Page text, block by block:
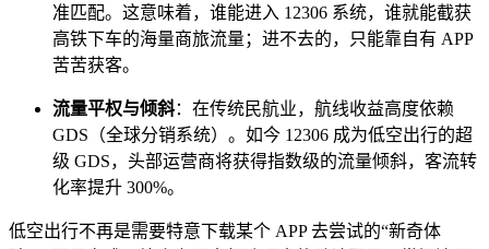
准匹配。这意味着，谁能进入 12306 系统，谁就能截获
高铁下车的海量商旅流量；进不去的，只能靠自有 APP
苦苦获客。
流量平权与倾斜：在传统民航业，航线收益高度依赖
GDS（全球分销系统）。如今 12306 成为低空出行的超
级 GDS，头部运营商将获得指数级的流量倾斜，客流转
化率提升 300%。
低空出行不再是需要特意下载某个 APP 去尝试的“新奇体